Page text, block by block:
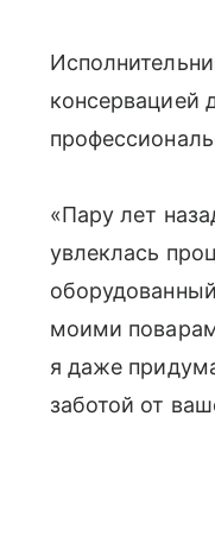
консервацией
«Пару лет
увлеклась
моими
я даже
заботой от